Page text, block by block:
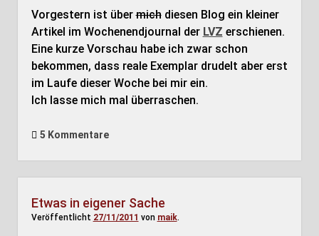
Vorgestern ist übermichdiesen Blog ein kleiner
Artikel im Wochenendjournal der LVZ erschienen.
Eine kurze Vorschau habe ich zwar schon
bekommen, dass reale Exemplar drudelt aber erst
im Laufe dieser Woche bei mir ein.
Ich lasse mich mal überraschen.
5 Kommentare
Etwas in eigener Sache
Veröffentlicht 27/11/2011 von maik.